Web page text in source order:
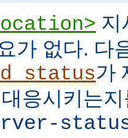
지
가 없다. 다
가
대응시키는